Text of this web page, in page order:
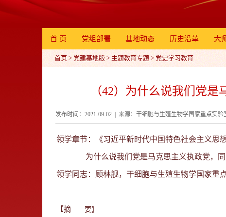
首 页 党组部署 基地动态 历史沿革 大
首页 > 党建基地版 > 主题教育专题 > 党史学习教育
（42）为什么说我们党
发布时间：2021-09-02 | 来源：干细胞与生殖生物学国家重点实
领学章节：《习近平新时代中国特色社会主义思
为什么说我们党是马克思主义执政党，同时
领学同志：顾林舰，干细胞与生殖生物学国家重
【摘 要】